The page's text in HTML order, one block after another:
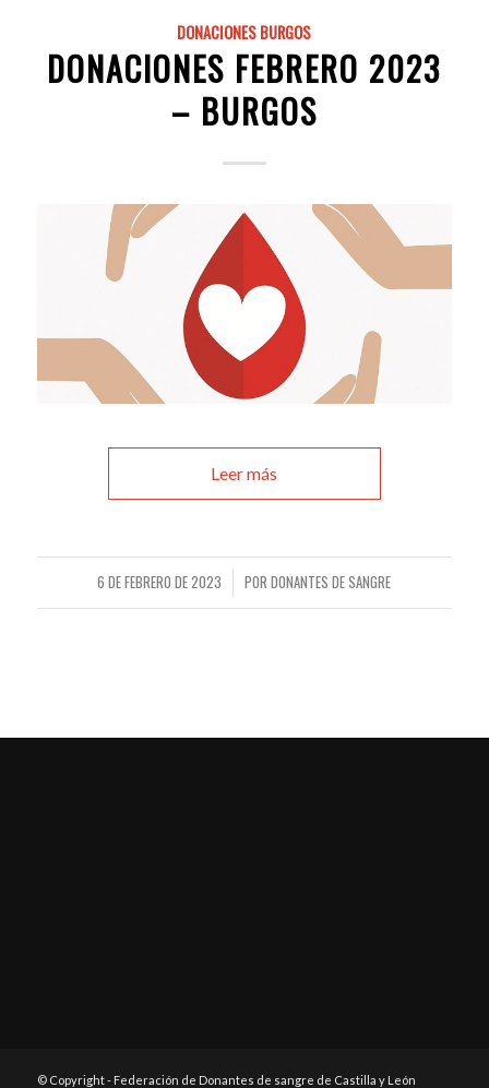
DONACIONES BURGOS
DONACIONES FEBRERO 2023
– BURGOS
Leer más
6 DE FEBRERO DE 2023
/ PORDONANTES DE SANGRE
© Copyright - Federación de Donantes de sangre de Castilla y León